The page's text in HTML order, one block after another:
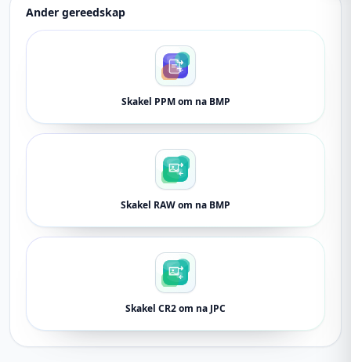
Ander gereedskap
Skakel PPM om na BMP
Skakel RAW om na BMP
Skakel CR2 om na JPC